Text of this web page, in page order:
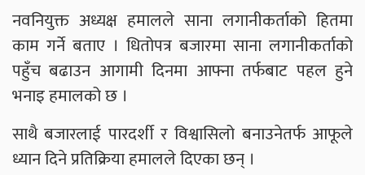
नवनियुक्त अध्यक्ष हमालले साना लगानीकर्ताको हितमा
काम गर्ने बताए । धितोपत्र बजारमा साना लगानीकर्ताको
पहुँच बढाउन आगामी दिनमा आफ्ना तर्फबाट पहल हुने
भनाइ हमालको छ ।
साथै बजारलाई पारदर्शी र विश्वासिलो बनाउनेतर्फ आफूले
ध्यान दिने प्रतिक्रिया हमालले दिएका छन् ।